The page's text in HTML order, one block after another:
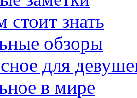
стоит знать
обзоры
для
в мире